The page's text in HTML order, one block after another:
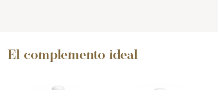
El complemento ideal